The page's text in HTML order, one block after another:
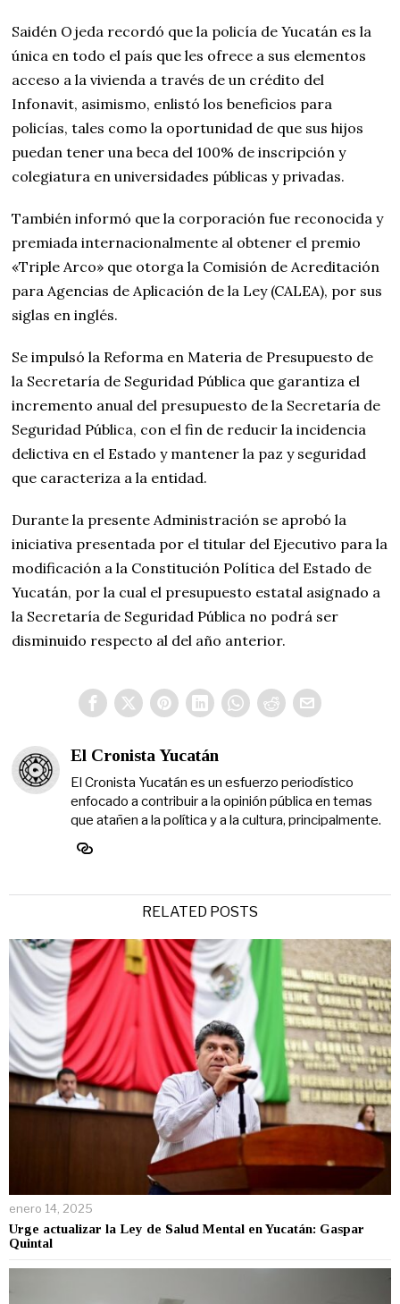
Saidén Ojeda recordó que la policía de Yucatán es la
única en todo el país que les ofrece a sus elementos
acceso a la vivienda a través de un crédito del
Infonavit, asimismo, enlistó los beneficios para
policías, tales como la oportunidad de que sus hijos
puedan tener una beca del 100% de inscripción y
colegiatura en universidades públicas y privadas.
También informó que la corporación fue reconocida y
premiada internacionalmente al obtener el premio
«Triple Arco» que otorga la Comisión de Acreditación
para Agencias de Aplicación de la Ley (CALEA), por sus
siglas en inglés.
Se impulsó la Reforma en Materia de Presupuesto de
la Secretaría de Seguridad Pública que garantiza el
incremento anual del presupuesto de la Secretaría de
Seguridad Pública, con el fin de reducir la incidencia
delictiva en el Estado y mantener la paz y seguridad
que caracteriza a la entidad.
Durante la presente Administración se aprobó la
iniciativa presentada por el titular del Ejecutivo para la
modificación a la Constitución Política del Estado de
Yucatán, por la cual el presupuesto estatal asignado a
la Secretaría de Seguridad Pública no podrá ser
disminuido respecto al del año anterior.
El Cronista Yucatán
El Cronista Yucatán es un esfuerzo periodístico
enfocado a contribuir a la opinión pública en temas
que atañen a la política y a la cultura, principalmente.
RELATED POSTS
enero 14, 2025
Urge actualizar la Ley de Salud Mental en Yucatán: Gaspar
Quintal